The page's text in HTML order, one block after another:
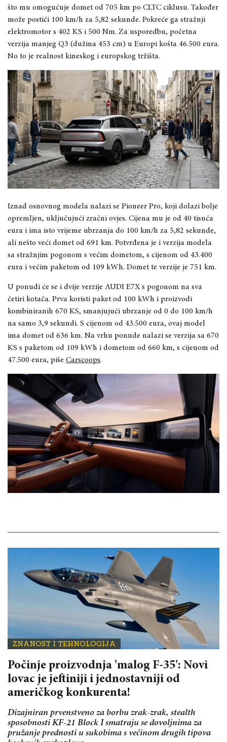
što mu omogućuje domet od 705 km po CLTC ciklusu. Također
može postići 100 km/h za 5,82 sekunde. Pokreće ga stražnji
elektromotor s 402 KS i 500 Nm. Za usporedbu, početna
verzija manjeg Q3 (dužina 453 cm) u Europi košta 46.500 eura.
No to je realnost kineskog i europskog tržišta.
Iznad osnovnog modela nalazi se Pioneer Pro, koji dolazi bolje
opremljen, uključujući zračni ovjes. Cijena mu je od 40 tisuća
eura i ima isto vrijeme ubrzanja do 100 km/h za 5,82 sekunde,
ali nešto veći domet od 691 km. Potvrđena je i verzija modela
sa stražnjim pogonom s većim dometom, s cijenom od 43.400
eura i većim paketom od 109 kWh. Domet te verzije je 751 km.
U ponudi će se i dvije verzije AUDI E7X s pogonom na sva
četiri kotača. Prva koristi paket od 100 kWh i proizvodi
kombiniranih 670 KS, smanjujući ubrzanje od 0 do 100 km/h
na samo 3,9 sekundi. S cijenom od 43.500 eura, ovaj model
ima domet od 636 km. Na vrhu ponude nalazi se verzija sa 670
KS s paketom od 109 kWh i dometom od 660 km, s cijenom od
47.500 eura, piše Carscoops.
ZNANOST I TEHNOLOGIJA
Počinje proizvodnja 'malog F-35': Novi
lovac je jeftiniji i jednostavniji od
američkog konkurenta!
Dizajniran prvenstveno za borbu zrak-zrak, stealth
sposobnosti KF-21 Block I smatraju se dovoljnima za
pružanje prednosti u sukobima s većinom drugih tipova